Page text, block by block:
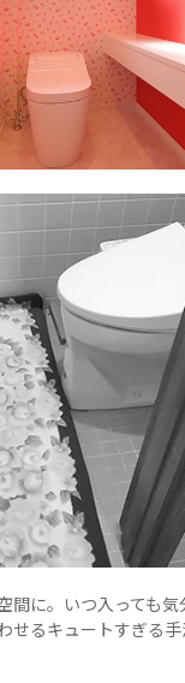
間に。いつ入っても
せるキュートすぎる